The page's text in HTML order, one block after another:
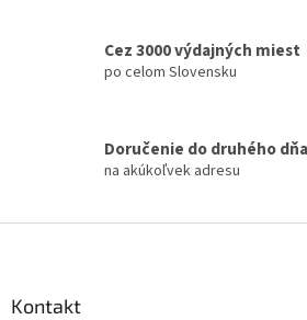
á
e
Cez 3000 výdajných miest
po celom Slovensku
Doručenie do druhého dňa
na akúkoľvek adresu
Kontakt